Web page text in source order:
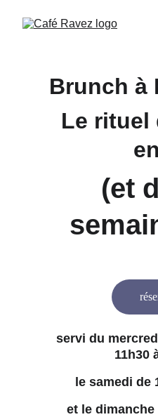
servi du
11h30
le samedi de
et le dimanche
Brunch à
Le rituel
(et